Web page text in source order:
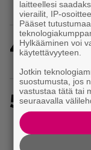
Ghost
4
Crimson
5
Sony on
pelejä
laitteellesi
vierailit, IP-
Pääset
Hylkääminen voi
käytettävyyteen.
Jotkin
suostumusta, jos
vastustaa tätä tai
seuraavalla